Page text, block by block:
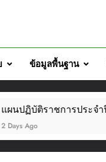
ข้อมูลพื้นฐาน
รประจำปี 2569